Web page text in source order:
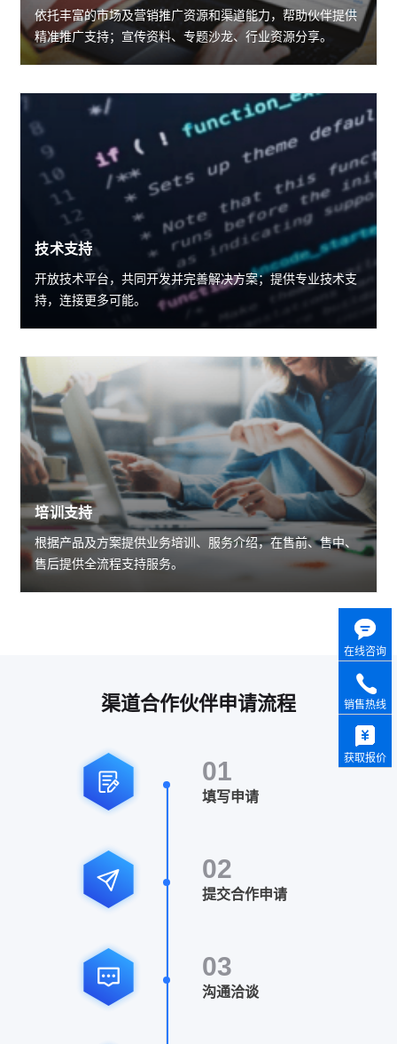
依托丰富的市场及营销推广资源和渠道能力，帮助伙伴提供
精准推广支持；宣传资料、专题沙龙、行业资源分享。
技术支持
开放技术平台，共同开发并完善解决方案；提供专业技术支
持，连接更多可能。
培训支持
根据产品及方案提供业务培训、服务介绍，在售前、售中、
售后提供全流程支持服务。
渠道合作伙伴申请流程
01
填写申请
02
提交合作申请
03
沟通洽谈
在线咨询
销售热线
获取报价